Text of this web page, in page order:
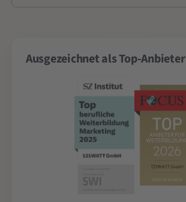
Ausgezeichnet als Top-Anbieter